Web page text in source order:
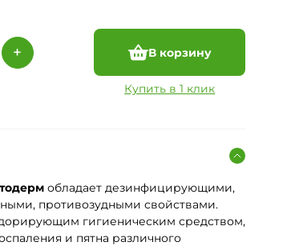
В корзину
Купить в 1 клик
обладает дезинфицирующими,
противозудными свойствами.
гигиеническим средством,
и пятна различного